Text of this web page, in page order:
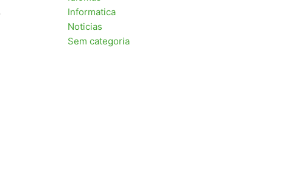
Informatica
Noticias
Sem categoria